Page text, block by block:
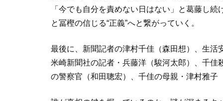
「今でも自分を責めない日はない」と葛藤し
と冨樫の信じる“正義”へと繋がっていく。
最後に、新聞記者の津村千佳（森田想）、生
米崎新聞社の記者・兵藤洋（駿河太郎）、千
の警察官（和田聰宏）、千佳の⺟親・津村雅子